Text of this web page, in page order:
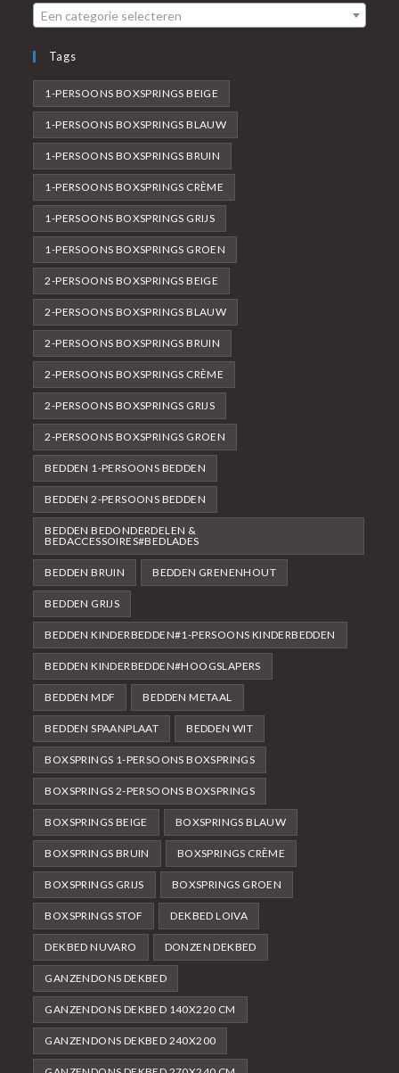
Een categorie selecteren
Tags
1-PERSOONS BOXSPRINGS BEIGE
1-PERSOONS BOXSPRINGS BLAUW
1-PERSOONS BOXSPRINGS BRUIN
1-PERSOONS BOXSPRINGS CRÈME
1-PERSOONS BOXSPRINGS GRIJS
1-PERSOONS BOXSPRINGS GROEN
2-PERSOONS BOXSPRINGS BEIGE
2-PERSOONS BOXSPRINGS BLAUW
2-PERSOONS BOXSPRINGS BRUIN
2-PERSOONS BOXSPRINGS CRÈME
2-PERSOONS BOXSPRINGS GRIJS
2-PERSOONS BOXSPRINGS GROEN
BEDDEN 1-PERSOONS BEDDEN
BEDDEN 2-PERSOONS BEDDEN
BEDDEN BEDONDERDELEN &
BEDACCESSOIRES#BEDLADES
BEDDEN BRUIN BEDDEN GRENENHOUT
BEDDEN GRIJS
BEDDEN KINDERBEDDEN#1-PERSOONS KINDERBEDDEN
BEDDEN KINDERBEDDEN#HOOGSLAPERS
BEDDEN MDF BEDDEN METAAL
BEDDEN SPAANPLAAT BEDDEN WIT
BOXSPRINGS 1-PERSOONS BOXSPRINGS
BOXSPRINGS 2-PERSOONS BOXSPRINGS
BOXSPRINGS BEIGE BOXSPRINGS BLAUW
BOXSPRINGS BRUIN BOXSPRINGS CRÈME
BOXSPRINGS GRIJS BOXSPRINGS GROEN
BOXSPRINGS STOF DEKBED LOIVA
DEKBED NUVARO DONZEN DEKBED
GANZENDONS DEKBED
GANZENDONS DEKBED 140X220 CM
GANZENDONS DEKBED 240X200